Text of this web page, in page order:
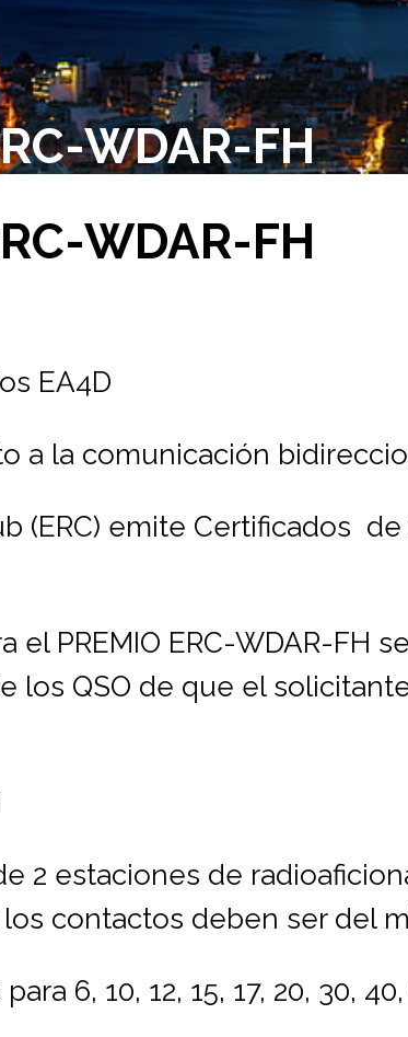
WDAR-FH
WDAR-FH
EA4D
a la comunicación
(ERC) emite Certificados
el PREMIO ERC-WDAR-
los QSO de que el
2 estaciones de
contactos deben ser del
6, 10, 12, 15, 17, 20, 30,